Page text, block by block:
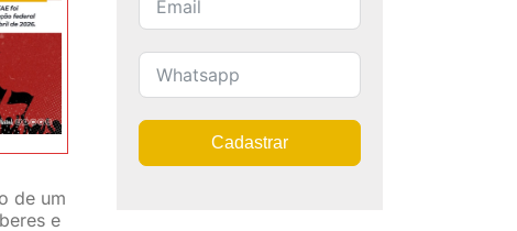
de um
e
Cadastrar